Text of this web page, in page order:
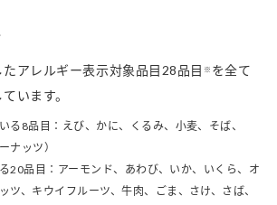
アレルギー表示対象品目28品目 ※ を全て
います。
る8品目：えび、かに、くるみ、小麦、そば、
ナッツ）
20品目：アーモンド、あわび、いか、いくら、オ
ツ、キウイフルーツ、牛肉、ごま、さけ、さば、